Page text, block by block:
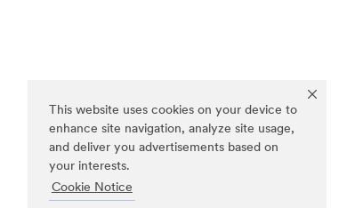
This website uses cookies on your device to
enhance site navigation, analyze site usage,
and deliver you advertisements based on
your interests.
Cookie Notice